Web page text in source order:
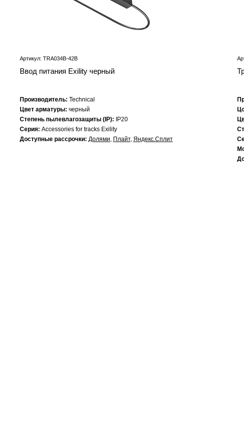
Артикул: TRA034B-42B
Ввод питания Exility черный
Производитель: Technical
Цвет арматуры: черный
Степень пылевлагозащиты (IP):
IP20
Серия: Accessories for tracks Exility
Доступные рассрочки: Долями, Плайт, Яндекс.Сплит